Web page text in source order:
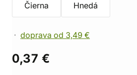
Čierna Hnedá
doprava od 3,49 €
0,37 €